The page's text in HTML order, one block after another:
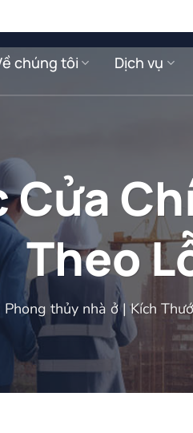
chúng tôi Dịch vụ
Cửa
Theo
Phong thủy nhà ở|Kích